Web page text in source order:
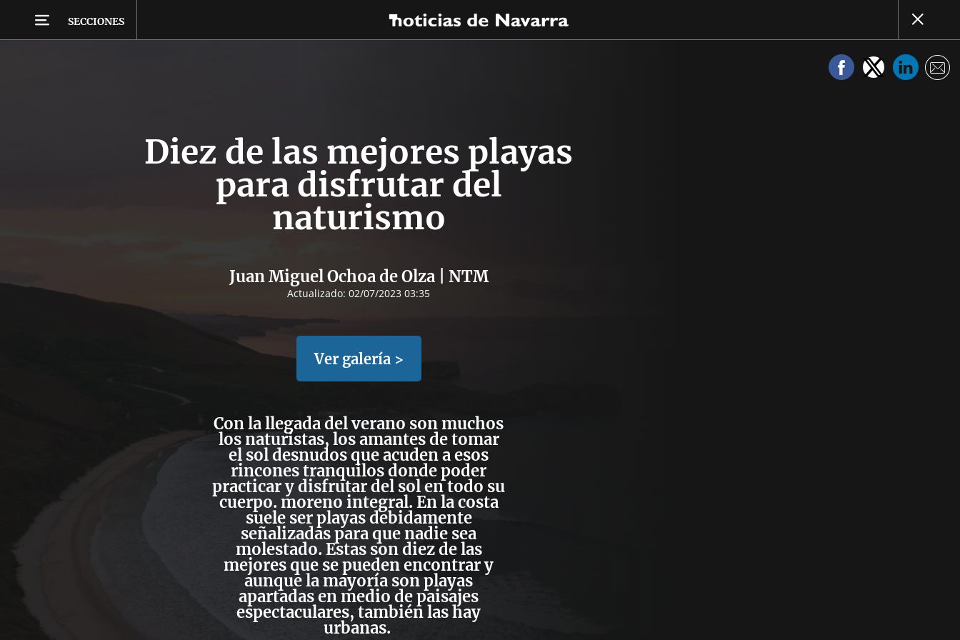
SECCIONES
Diez de las mejores playas
para disfrutar del
naturismo
Juan Miguel Ochoa de Olza | NTM
Actualizado: 02/07/2023 03:35
Ver galería >
Con la llegada del verano son muchos
los naturistas, los amantes de tomar
el sol desnudos que acuden a esos
rincones tranquilos donde poder
practicar y disfrutar del sol en todo su
cuerpo. moreno integral. En la costa
suele ser playas debidamente
señalizadas para que nadie sea
molestado. Estas son diez de las
mejores que se pueden encontrar y
aunque la mayoría son playas
apartadas en medio de paisajes
espectaculares, también las hay
urbanas.